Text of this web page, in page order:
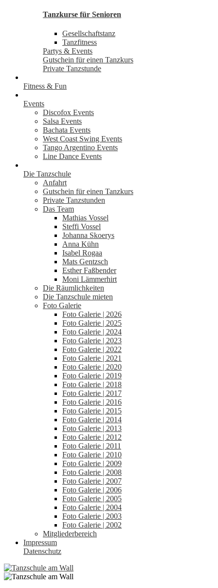
Tanzkurse für Senioren
Gesellschaftstanz
Tanzfitness
Partys & Events
Gutschein für einen Tanzkurs
Private Tanzstunde
Fitness & Fun
Events
Discofox Events
Salsa Events
Bachata Events
West Coast Swing Events
Tango Argentino Events
Line Dance Events
Die Tanzschule
Anfahrt
Gutschein für einen Tanzkurs
Private Tanzstunden
Das Team
Mathias Vossel
Steffi Vossel
Johanna Skoerys
Anna Kühn
Isabel Rogaa
Mats Gentzsch
Esther Faßbender
Moni Lämmerhirt
Die Räumlichkeiten
Die Tanzschule mieten
Foto Galerie
Foto Galerie | 2026
Foto Galerie | 2025
Foto Galerie | 2024
Foto Galerie | 2023
Foto Galerie | 2022
Foto Galerie | 2021
Foto Galerie | 2020
Foto Galerie | 2019
Foto Galerie | 2018
Foto Galerie | 2017
Foto Galerie | 2016
Foto Galerie | 2015
Foto Galerie | 2014
Foto Galerie | 2013
Foto Galerie | 2012
Foto Galerie | 2011
Foto Galerie | 2010
Foto Galerie | 2009
Foto Galerie | 2008
Foto Galerie | 2007
Foto Galerie | 2006
Foto Galerie | 2005
Foto Galerie | 2004
Foto Galerie | 2003
Foto Galerie | 2002
Mitgliederbereich
Impressum
Datenschutz